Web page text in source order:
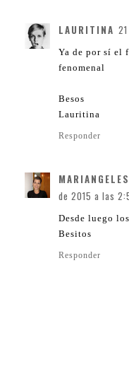
LAURITINA
Ya de por sí el
fenomenal
Besos
Lauritina
Responder
de 2015 a las
Desde luego
Besitos
Responder